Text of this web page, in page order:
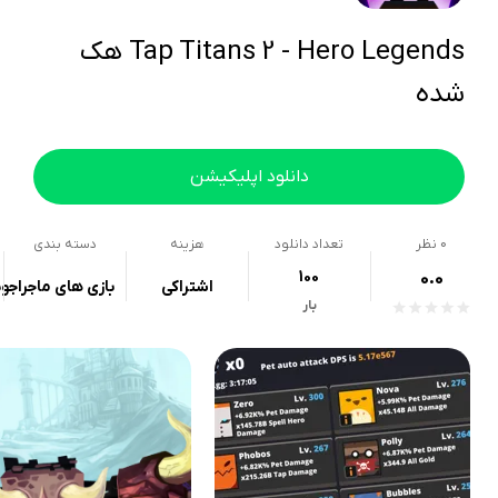
Tap Titans 2 - Hero Legends هک
شده
دانلود اپلیکیشن
0 نظر
0.0
تعداد دانلود
100
بار
هزینه
اشتراکی
دسته بندی
بازی های